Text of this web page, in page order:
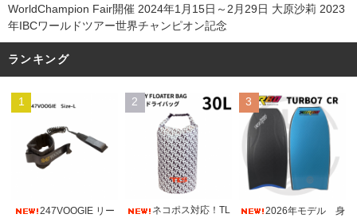
WorldChampion Fair開催 2024年1月15日～2月29日 大原沙莉 2023
年IBCワールドツアー世界チャンピオン記念
ランキング
1
247VOOGIE リー
2
ネコポス対応！TL
3
2026年モデル 身